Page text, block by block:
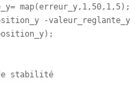
map(erreur_y,1,50,1,5);
-valeur_reglante_y
stabilité